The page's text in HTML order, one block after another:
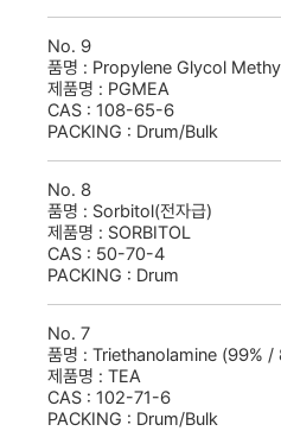
No. 9
품명 : Propylene Glycol
제품명 : PGMEA
CAS : 108-65-6
PACKING : Drum/Bulk
No. 8
품명 : Sorbitol(전자급)
제품명 : SORBITOL
CAS : 50-70-4
PACKING : Drum
No. 7
품명 : Triethanolamine (99% /
제품명 : TEA
CAS : 102-71-6
PACKING : Drum/Bulk